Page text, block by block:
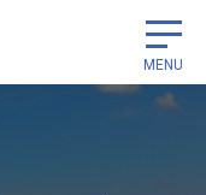
MENU